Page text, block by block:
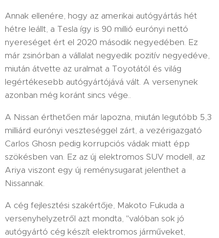
Annak ellenére, hogy az amerikai autógyártás hét
hétre leállt, a Tesla így is 90 millió eurónyi nettó
nyereséget ért el 2020 második negyedében. Ez
már zsinórban a vállalat negyedik pozitív negyedéve,
miután átvette az uralmat a Toyotától és világ
legértékesebb autógyártójává vált. A versenynek
azonban még koránt sincs vége..
A Nissan érthetően már lapozna, miután legutóbb 5,3
milliárd eurónyi veszteséggel zárt, a vezérigazgató
Carlos Ghosn pedig korrupciós vádak miatt épp
szökésben van. Ez az új elektromos SUV modell, az
Ariya viszont egy új reménysugarat jelenthet a
Nissannak.
A cég fejlesztési szakértője, Makoto Fukuda a
versenyhelyzetről azt mondta, "valóban sok jó
autógyártó cég készít elektromos járműveket,